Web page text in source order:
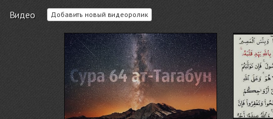
Видео Добавить новый видеоролик